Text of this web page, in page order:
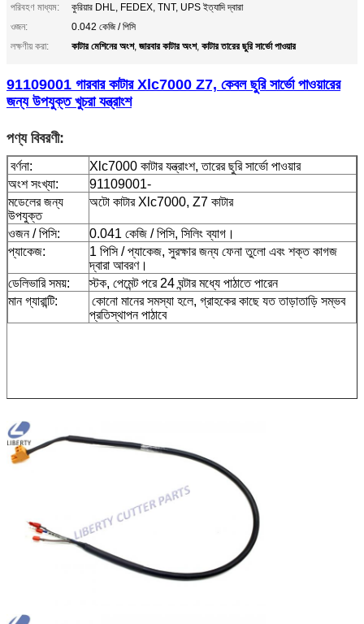
পরিবহণ মাধ্যম:
কুরিয়ার DHL, FEDEX, TNT, UPS ইত্যাদি দ্বারা
ওজন:
0.042 কেজি / পিসি
লক্ষণীয় করা:
কাটার মেশিনের অংশ, জারবার কাটার অংশ, কাটার তারের ছুরি সার্ভো পাওয়ার
91109001 গারবার কাটার Xlc7000 Z7, কেবল ছুরি সার্ভো পাওয়ারের
জন্য উপযুক্ত খুচরা যন্ত্রাংশ
পণ্য বিবরণী:
বর্ণনা:
Xlc7000 কাটার যন্ত্রাংশ, তারের ছুরি সার্ভো পাওয়ার
অংশ সংখ্যা:
91109001-
মডেলের জন্য
উপযুক্ত
অটো কাটার Xlc7000, Z7 কাটার
ওজন / পিসি:
0.041 কেজি / পিসি, সিলিং ব্যাগ।
প্যাকেজ:
1 পিসি / প্যাকেজ, সুরক্ষার জন্য ফেনা তুলো এবং শক্ত কাগজ
দ্বারা আবরণ।
ডেলিভারি সময়:
স্টক, পেমেন্ট পরে 24 ঘন্টার মধ্যে পাঠাতে পারেন
মান গ্যারান্টি:
কোনো মানের সমস্যা হলে, গ্রাহকের কাছে যত তাড়াতাড়ি সম্ভব
প্রতিস্থাপন পাঠাবে